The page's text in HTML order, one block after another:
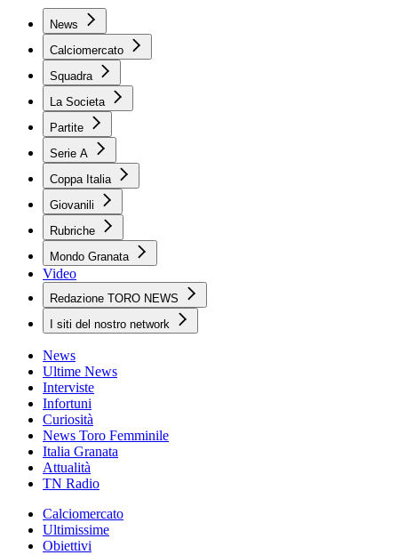
News
Calciomercato
Squadra
La Societa
Partite
Serie A
Coppa Italia
Giovanili
Rubriche
Mondo Granata
Video
Redazione TORO NEWS
I siti del nostro network
News
Ultime News
Interviste
Infortuni
Curiosità
News Toro Femminile
Italia Granata
Attualità
TN Radio
Calciomercato
Ultimissime
Obiettivi